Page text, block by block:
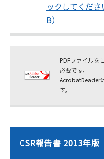
ックしてくだ
B）
PDFファイルを
必要です。
AcrobatReaderは
す。
CSR報告書 2013年版